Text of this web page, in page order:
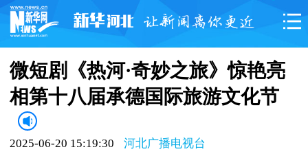
微短剧《热河·奇妙之旅》惊艳亮
相第十八届承德国际旅游文化节
2025-06-20 15:19:30 河北广播电视台